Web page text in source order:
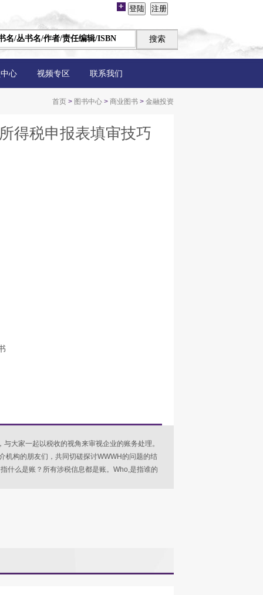
心 视频专区 联系我们
首页 > 图书中心 > 商业图书 > 金融投资
得税申报表填审技巧
家一起以税收的视角来审视企业的账务处理。
机构的朋友们，共同切磋探讨WWWH的问题的结
么是账？所有涉税信息都是账。Who,是指谁的